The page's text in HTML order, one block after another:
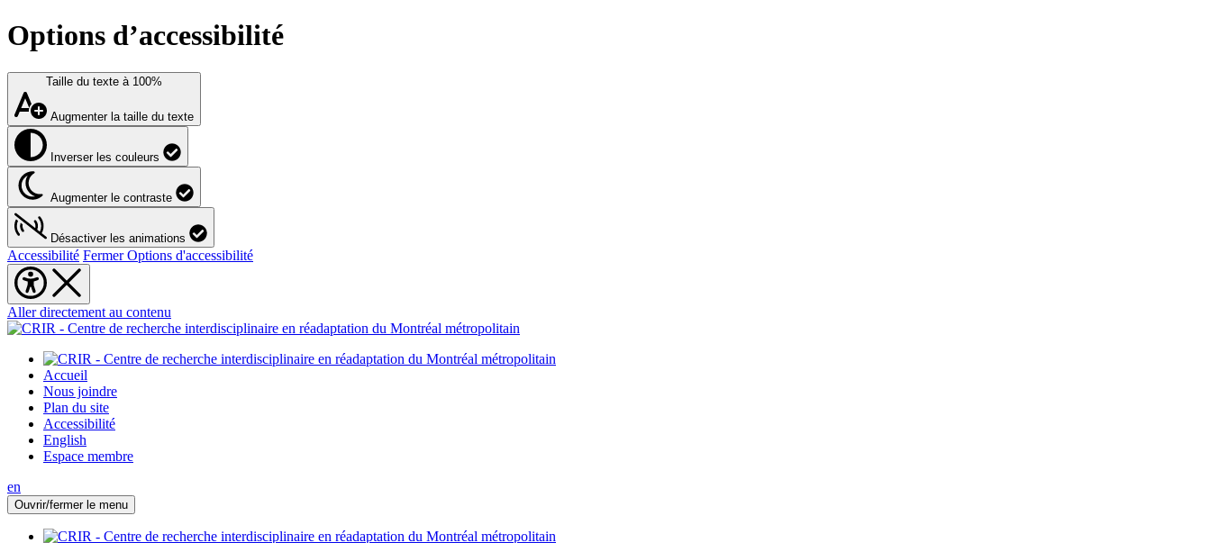
Options d’accessibilité
Taille du texte à 100%
Augmenter la taille du texte
Inverser les couleurs
Augmenter le contraste
Désactiver les animations
Accessibilité Fermer Options d'accessibilité
Aller directement au contenu
Accueil
Nous joindre
Plan du site
Accessibilité
English
Espace membre
en
Ouvrir/fermer le menu